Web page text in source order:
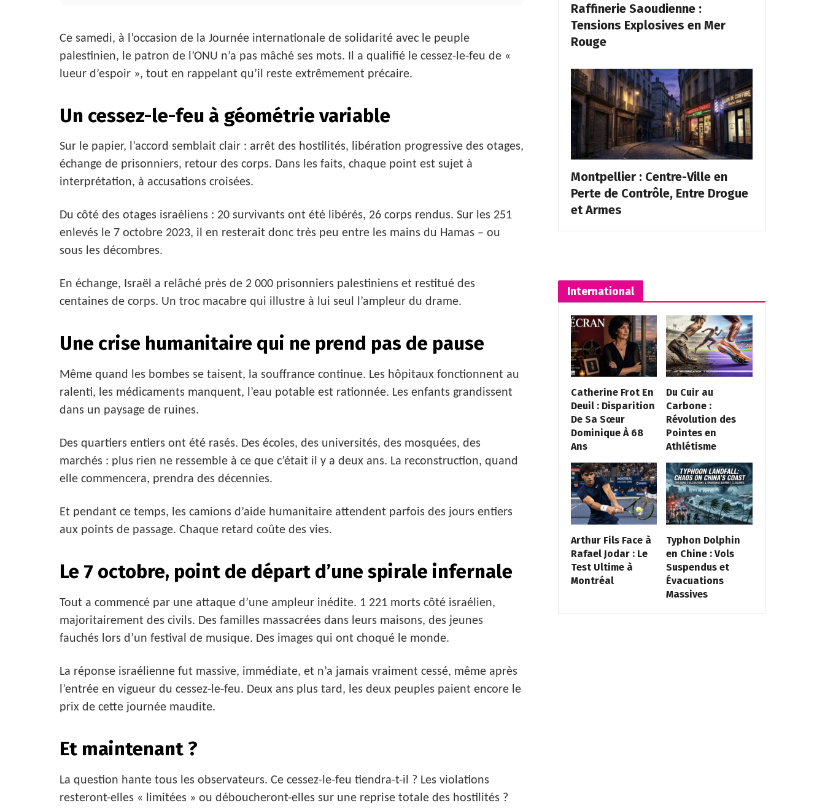
Ce samedi, à l’occasion de la Journée internationale de solidarité avec le peuple
palestinien, le patron de l’ONU n’a pas mâché ses mots. Il a qualifié le cessez-le-feu de «
lueur d’espoir », tout en rappelant qu’il reste extrêmement précaire.
Un cessez-le-feu à géométrie variable
Sur le papier, l’accord semblait clair : arrêt des hostilités, libération progressive des otages,
échange de prisonniers, retour des corps. Dans les faits, chaque point est sujet à
interprétation, à accusations croisées.
Du côté des otages israéliens : 20 survivants ont été libérés, 26 corps rendus. Sur les 251
enlevés le 7 octobre 2023, il en resterait donc très peu entre les mains du Hamas – ou
sous les décombres.
En échange, Israël a relâché près de 2 000 prisonniers palestiniens et restitué des
centaines de corps. Un troc macabre qui illustre à lui seul l’ampleur du drame.
Une crise humanitaire qui ne prend pas de pause
Même quand les bombes se taisent, la souffrance continue. Les hôpitaux fonctionnent au
ralenti, les médicaments manquent, l’eau potable est rationnée. Les enfants grandissent
dans un paysage de ruines.
Des quartiers entiers ont été rasés. Des écoles, des universités, des mosquées, des
marchés : plus rien ne ressemble à ce que c’était il y a deux ans. La reconstruction, quand
elle commencera, prendra des décennies.
Et pendant ce temps, les camions d’aide humanitaire attendent parfois des jours entiers
aux points de passage. Chaque retard coûte des vies.
Le 7 octobre, point de départ d’une spirale infernale
Tout a commencé par une attaque d’une ampleur inédite. 1 221 morts côté israélien,
majoritairement des civils. Des familles massacrées dans leurs maisons, des jeunes
fauchés lors d’un festival de musique. Des images qui ont choqué le monde.
La réponse israélienne fut massive, immédiate, et n’a jamais vraiment cessé, même après
l’entrée en vigueur du cessez-le-feu. Deux ans plus tard, les deux peuples paient encore le
prix de cette journée maudite.
Et maintenant ?
La question hante tous les observateurs. Ce cessez-le-feu tiendra-t-il ? Les violations
resteront-elles « limitées » ou déboucheront-elles sur une reprise totale des hostilités ?
Raffinerie Saoudienne :
Tensions Explosives en Mer
Rouge
Montpellier : Centre-Ville en
Perte de Contrôle, Entre Drogue
et Armes
International
Catherine Frot En
Deuil : Disparition
De Sa Sœur
Dominique À 68
Ans
Du Cuir au
Carbone :
Révolution des
Pointes en
Athlétisme
Arthur Fils Face à
Rafael Jodar : Le
Test Ultime à
Montréal
Typhon Dolphin
en Chine : Vols
Suspendus et
Évacuations
Massives